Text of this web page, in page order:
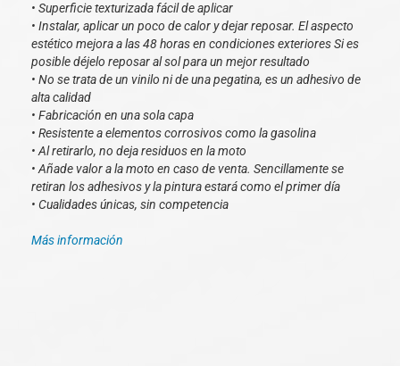
• Superficie texturizada fácil de aplicar
• Instalar, aplicar un poco de calor y dejar reposar. El aspecto
estético mejora a las 48 horas en condiciones exteriores Si es
posible déjelo reposar al sol para un mejor resultado
• No se trata de un vinilo ni de una pegatina, es un adhesivo de
alta calidad
• Fabricación en una sola capa
• Resistente a elementos corrosivos como la gasolina
• Al retirarlo, no deja residuos en la moto
• Añade valor a la moto en caso de venta. Sencillamente se
retiran los adhesivos y la pintura estará como el primer día
• Cualidades únicas, sin competencia
Más información